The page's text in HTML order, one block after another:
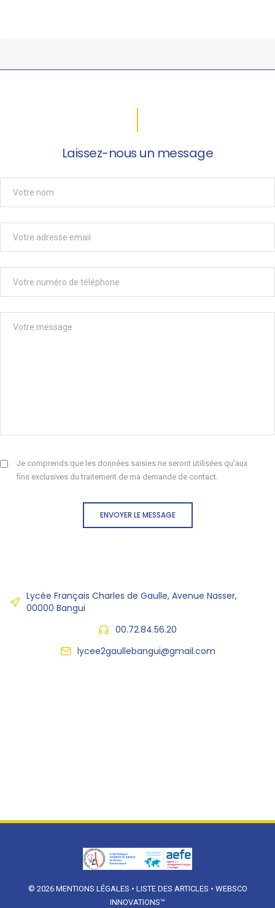
Laissez-nous un message
Je comprends que les données saisies ne seront utilisées qu'aux
fins exclusives du traitement de ma demande de contact.
ENVOYER LE MESSAGE
Lycée Français Charles de Gaulle, Avenue Nasser,
00000 Bangui
00.72.84.56.20
lycee2gaullebangui@gmail.com
© 2026 MENTIONS LÉGALES • LISTE DES ARTICLES • WEBSCO
INNOVATIONS™